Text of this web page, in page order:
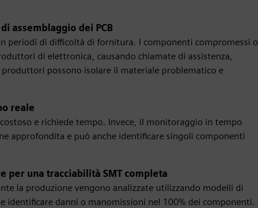
assemblaggio dei PCB
periodi di difficoltà di fornitura. I componenti compromessi o
di elettronica, causando chiamate di assistenza,
possono isolare il materiale problematico e
reale
e richiede tempo. Invece, il monitoraggio in tempo
approfondita e può anche identificare singoli componenti
una tracciabilità SMT completa
la produzione vengono analizzate utilizzando modelli di
danni o manomissioni nel 100% dei componenti.